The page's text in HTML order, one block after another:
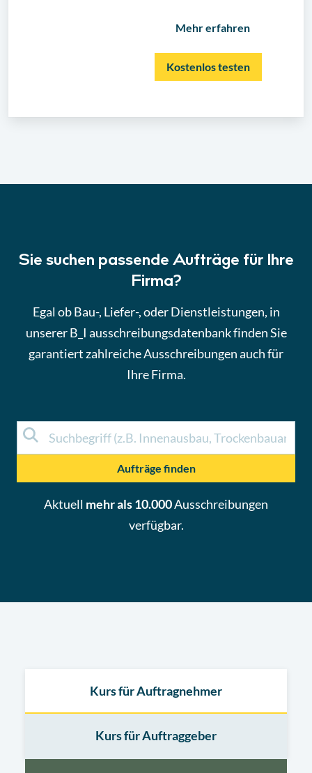
Mehr erfahren
Kostenlos testen
Sie suchen passende Aufträge für Ihre
Firma?
Egal ob Bau-, Liefer-, oder Dienstleistungen, in
unserer B_I ausschreibungsdatenbank finden Sie
garantiert zahlreiche Ausschreibungen auch für
Ihre Firma.
Aufträge finden
Aktuell mehr als 10.000Ausschreibungen
verfügbar.
Kurs für Auftragnehmer
Kurs für Auftraggeber